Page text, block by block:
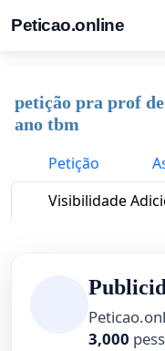
Peticao.online
petição pra prof
ano tbm
Petição
Visibilidade
3,000